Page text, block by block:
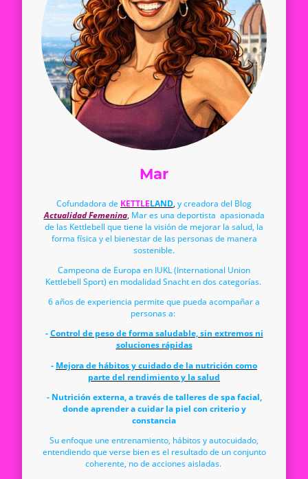
Mar
Cofundadora de KETTLELAND, y creadora del Blog
Actualidad Femenina, Mar es una deportista apasionada
de las Kettlebell que tiene la visión de mejorar la salud, la
forma física y el bienestar de las personas de manera
sostenible.
Campeona de Europa en IUKL (International Union
Kettlebell Sport) en modalidad Snacht en dos categorías.
6 años de experiencia permite que pueda acompañar a
personas a:
-Control de peso de forma saludable, sin extremos ni
soluciones rápidas
- Mejora de hábitos y cuidado de la nutrición como
parte del rendimiento y la salud
- Nutrición externa, a través de talleres de spa facial,
donde aprender a cuidar la piel con criterio y
constancia
Su enfoque une entrenamiento, hábitos y autocuidado,
entendiendo que verse bien es el resultado de un conjunto
coherente, no de acciones aisladas.